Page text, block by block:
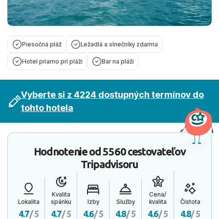
Piesočná pláž Ležadlá a slnečníky zdarma
Hotel priamo pri pláži Bar na pláži
Vyberte si z 4224 dostupných termínov do
tohto hotela
Hodnotenie od5560 cestovateľov
Tripadvisoru
Lokalita
4.7/ 5
Kvalita
spánku
4.7/ 5
Izby
4.6/ 5
Služby
4.8/ 5
Cena/
kvalita
4.6/ 5
Čistota
4.8/ 5